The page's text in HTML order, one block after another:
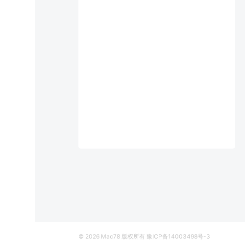
© 2026 Mac78 版权所有 豫ICP备14003498号-3